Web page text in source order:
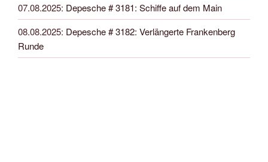
07.08.2025: Depesche # 3181: Schiffe auf dem Main
08.08.2025: Depesche # 3182: Verlängerte Frankenberg
Runde